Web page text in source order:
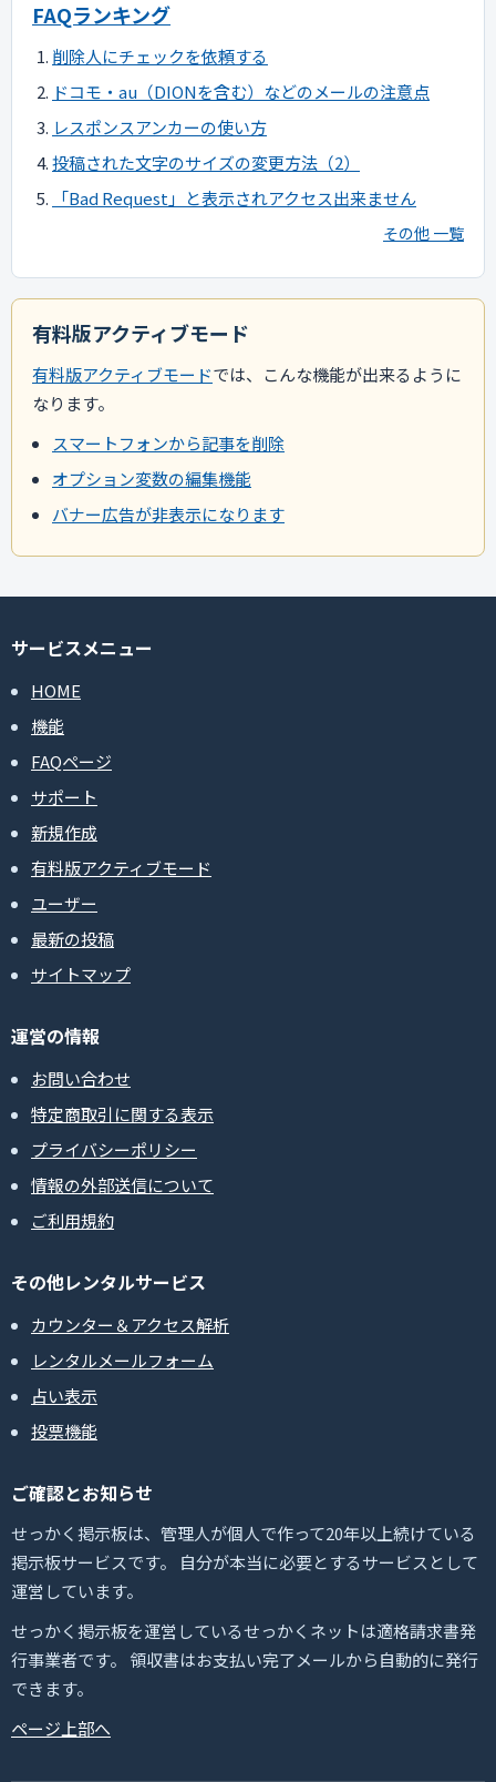
FAQランキング
削除人にチェックを依頼する
ドコモ・au（DIONを含む）などのメールの注意点
レスポンスアンカーの使い方
投稿された文字のサイズの変更方法（2）
「Bad Request」と表示されアクセス出来ません
その他 一覧
有料版アクティブモード
有料版アクティブモードでは、こんな機能が出来るように
なります。
スマートフォンから記事を削除
オプション変数の編集機能
バナー広告が非表示になります
サービスメニュー
HOME
機能
FAQページ
サポート
新規作成
有料版アクティブモード
ユーザー
最新の投稿
サイトマップ
運営の情報
お問い合わせ
特定商取引に関する表示
プライバシーポリシー
情報の外部送信について
ご利用規約
その他レンタルサービス
カウンター＆アクセス解析
レンタルメールフォーム
占い表示
投票機能
ご確認とお知らせ
せっかく掲示板は、管理人が個人で作って20年以上続けている
掲示板サービスです。 自分が本当に必要とするサービスとして
運営しています。
せっかく掲示板を運営しているせっかくネットは適格請求書発
行事業者です。 領収書はお支払い完了メールから自動的に発行
できます。
ページ上部へ